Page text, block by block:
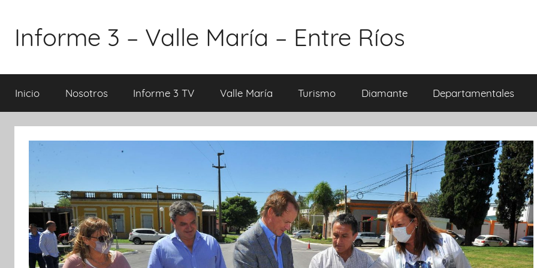
contenido
Informe 3 – Valle María – Entre Ríos
Inicio Nosotros Informe 3 TV Valle María Turismo Diamante Departamentales